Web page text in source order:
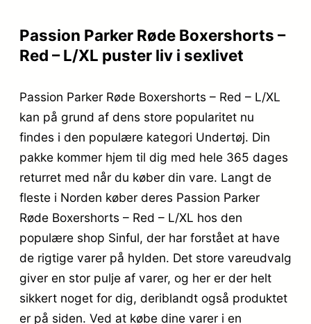
Passion Parker Røde Boxershorts –
Red – L/XL puster liv i sexlivet
Passion Parker Røde Boxershorts – Red – L/XL
kan på grund af dens store popularitet nu
findes i den populære kategori Undertøj. Din
pakke kommer hjem til dig med hele 365 dages
returret med når du køber din vare. Langt de
fleste i Norden køber deres Passion Parker
Røde Boxershorts – Red – L/XL hos den
populære shop Sinful, der har forstået at have
de rigtige varer på hylden. Det store vareudvalg
giver en stor pulje af varer, og her er der helt
sikkert noget for dig, deriblandt også produktet
er på siden. Ved at købe dine varer i en